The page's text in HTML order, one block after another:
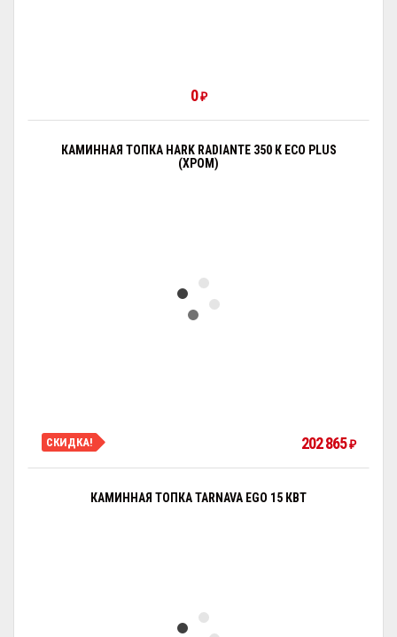
0₽
КАМИННАЯ ТОПКА HARK RADIANTE 350 К ECO PLUS
(ХРОМ)
СКИДКА! 202 865₽
КАМИННАЯ ТОПКА TARNAVA EGO 15 КВТ